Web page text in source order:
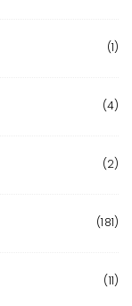
(1)
(4)
(2)
(181)
(11)